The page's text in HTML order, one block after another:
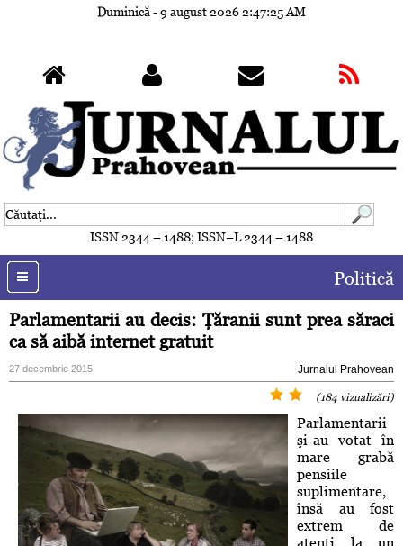
Duminică - 9 august 2026 2:47:28 AM
ISSN 2344 – 1488; ISSN–L 2344 – 1488
Politică
Parlamentarii au decis: Ţăranii sunt prea săraci
ca să aibă internet gratuit
27 decembrie 2015 Jurnalul Prahovean
(184 vizualizări)
Parlamentarii
şi-au votat în
mare grabă
pensiile
suplimentare,
însă au fost
extrem de